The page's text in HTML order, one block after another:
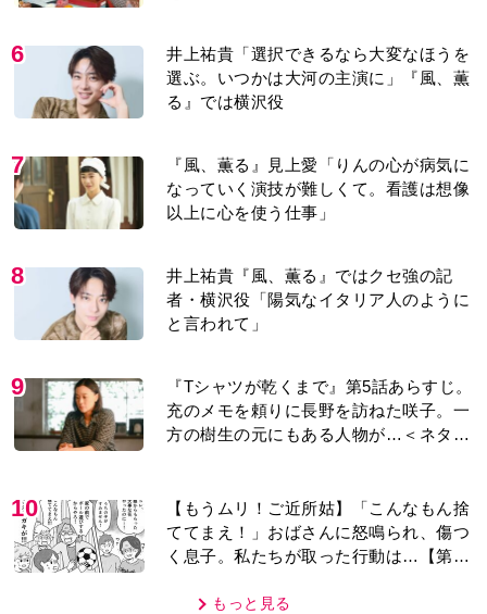
6
井上祐貴「選択できるなら大変なほうを
選ぶ。いつかは大河の主演に」『風、薫
る』では横沢役
7
『風、薫る』見上愛「りんの心が病気に
なっていく演技が難しくて。看護は想像
以上に心を使う仕事」
8
井上祐貴『風、薫る』ではクセ強の記
者・横沢役「陽気なイタリア人のように
と言われて」
9
『Tシャツが乾くまで』第5話あらすじ。
充のメモを頼りに長野を訪ねた咲子。一
方の樹生の元にもある人物が…＜ネタバ
10
【もうムリ！ご近所姑】「こんなもん捨
ててまえ！」おばさんに怒鳴られ、傷つ
く息子。私たちが取った行動は…【第3
もっと見る